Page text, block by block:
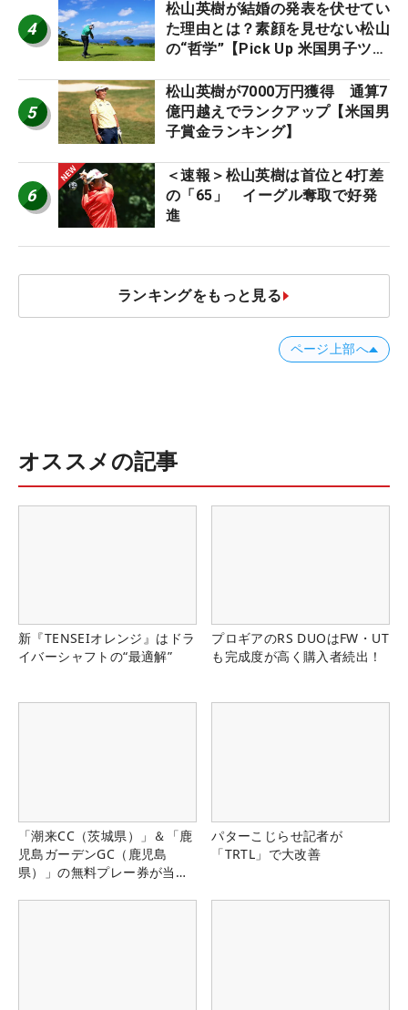
4
松山英樹が結婚の発表を伏せてい
た理由とは？素顔を見せない松山
の“哲学”【Pick Up 米国男子ツア
5
松山英樹が7000万円獲得 通算7
億円越えでランクアップ【米国男
子賞金ランキング】
6
＜速報＞松山英樹は首位と4打差
の「65」 イーグル奪取で好発
進
ランキングをもっと見る
ページ上部へ
オススメの記事
新『TENSEIオレンジ』はドラ
イバーシャフトの“最適解”
プロギアのRS DUOはFW・UT
も完成度が高く購入者続出！
「潮来CC（茨城県）」＆「鹿
児島ガーデンGC（鹿児島
県）」の無料プレー券が当た
パターこじらせ記者が
「TRTL」で大改善